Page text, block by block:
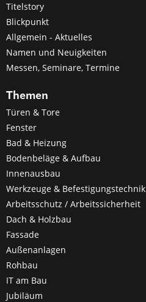
Titelstory
Blickpunkt
Allgemein - Aktuelles
Namen und Neuigkeiten
Messen, Seminare, Termine
Themen
Türen & Tore
Fenster
Bad & Heizung
Bodenbeläge & Aufbau
Innenausbau
Werkzeuge & Befestigungstechnik
Arbeitsschutz / Arbeitssicherheit
Dach & Holzbau
Fassade
Außenanlagen
Rohbau
IT am Bau
Jubiläum